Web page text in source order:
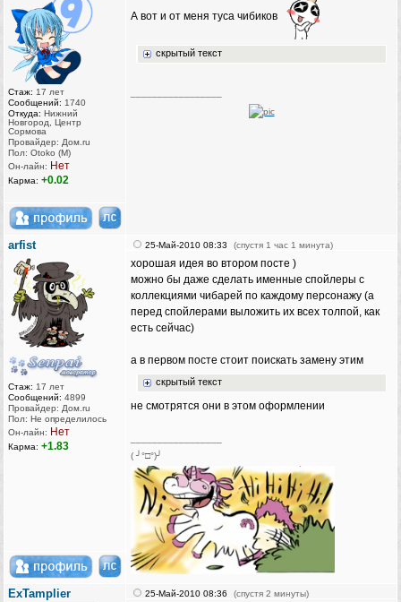
Стаж: 17 лет
Сообщений: 1740
Откуда: Нижний
Новгород, Центр
Сормова
Провайдер: Дом.ru
Пол: Otoko (M)
Он-лайн: Нет
Карма: +0.02
А вот и от меня туса чибиков
скрытый текст
arfist
Стаж: 17 лет
Сообщений: 4899
Провайдер: Дом.ru
Пол: Не определилось
Он-лайн: Нет
Карма: +1.83
25-Май-2010 08:33 (спустя 1 час 1 минута)
хорошая идея во втором посте )
можно бы даже сделать именные спойлеры с
коллекциями чибарей по каждому персонажу (а
перед спойлерами выложить их всех толпой, как
есть сейчас)
а в первом посте стоит поискать замену этим
скрытый текст
не смотрятся они в этом оформлении
( ╯°□°)╯
ExTamplier 25-Май-2010 08:36 (спустя 2 минуты)